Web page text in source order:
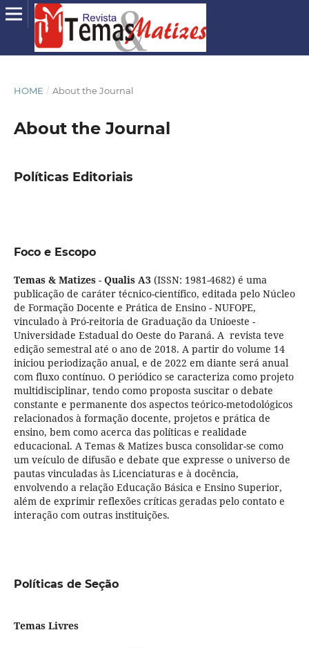
HOME / About the Journal
About the Journal
Políticas Editoriais
Foco e Escopo
Temas & Matizes-Qualis A3(ISSN: 1981-4682) é uma
publicação de caráter técnico-científico, editada pelo Núcleo
de Formação Docente e Prática de Ensino - NUFOPE,
vinculado à Pró-reitoria de Graduação da Unioeste -
Universidade Estadual do Oeste do Paraná. A revista teve
edição semestral até o ano de 2018. A partir do volume 14
iniciou periodização anual, e de 2022 em diante será anual
com fluxo contínuo. O periódico se caracteriza como projeto
multidisciplinar, tendo como proposta suscitar o debate
constante e permanente dos aspectos teórico-metodológicos
relacionados à formação docente, projetos e prática de
ensino, bem como acerca das políticas e realidade
educacional. A Temas & Matizes busca consolidar-se como
um veículo de difusão e debate que expresse o universo de
pautas vinculadas às Licenciaturas e à docência,
envolvendo a relação Educação Básica e Ensino Superior,
além de exprimir reflexões críticas geradas pelo contato e
interação com outras instituições.
Políticas de Seção
Temas Livres